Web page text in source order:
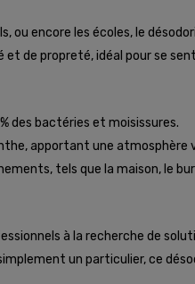
encore les écoles, le
de propreté, idéal pour se
des bactéries et moisissures.
apportant une atmosphère
tels que la maison, le
à la recherche de
un particulier, ce